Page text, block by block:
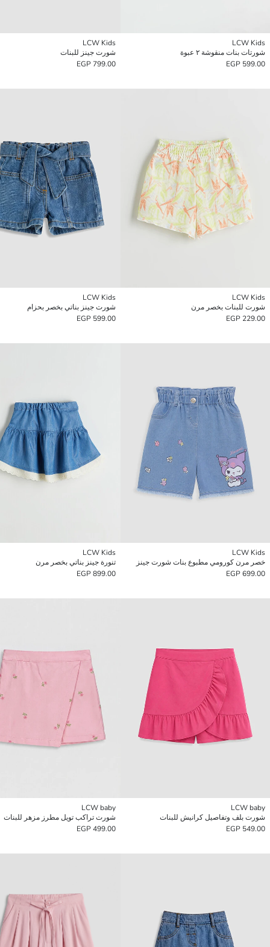
LCW Kids
شورتات بنات منقوشة ٢ عبوة
599.00 EGP
LCW Kids
شورت جينز للبنات
799.00 EGP
LCW Kids
شورت للبنات بخصر مرن
229.00 EGP
LCW Kids
شورت جينز بناتي بخصر بحزام
599.00 EGP
LCW Kids
خصر مرن كورومي مطبوع بنات شورت جينز
699.00 EGP
LCW Kids
تنورة جينز بناتي بخصر مرن
899.00 EGP
LCW baby
شورت بلف وتفاصيل كرانيش للبنات
549.00 EGP
LCW baby
شورت تراكب تويل مطرز مزهر للبنات
499.00 EGP